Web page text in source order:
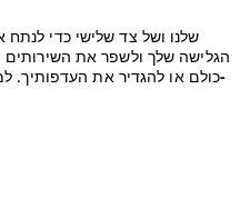
הגלישה שלך ולשפר את
כולם או להגדיר את העדפותיך.
the brand